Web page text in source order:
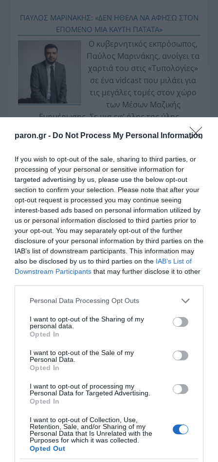
paron.gr - Do Not Process My Personal Information
If you wish to opt-out of the sale, sharing to third parties, or
processing of your personal or sensitive information for
targeted advertising by us, please use the below opt-out
section to confirm your selection. Please note that after your
opt-out request is processed you may continue seeing
interest-based ads based on personal information utilized by
us or personal information disclosed to third parties prior to
your opt-out. You may separately opt-out of the further
disclosure of your personal information by third parties on the
IAB’s list of downstream participants. This information may
also be disclosed by us to third parties on the IAB’s List of
Downstream Participants that may further disclose it to other
Please note that this website/app uses one or more Google
not limited to your visit or usage behaviour. You may click to
grant or deny consent to Google and its third-party tags to
use your data for below specified purposes in below Google
consent section.
Personal Data Processing Opt Outs
I want to opt-out of the Sharing of my
personal data.
Opted In
I want to opt-out of the Sale of my
Personal Data.
Opted In
I want to opt-out of processing my
Personal Data for Targeted Advertising.
Opted In
I want to opt-out of Collection, Use,
Retention, Sale, and/or Sharing of my
Personal Data that Is Unrelated with the
Purposes for which it was collected.
Opted Out
ΠΑΥΛΟΣ ΜΑΡΙΝΑΚΗΣ: «ΔΕΝ ΗΘΕΛΑ ΝΑ ΑΦΗΣΩ ΣΤΟΝ
ΕΠΟΜΕΝΟ ΜΙΑ ΚΑΥΤΗ ΠΑΤΑΤΑ»
Ο κυβερνητικός εκπρόσωπος,
Παύλος Μαρινάκης, ανοίγει τα
χαρτιά του στις «Τυπολογίες»
σε ένα vidcast που μιλάει για
τις μεγάλες τομές στον χώρο
των Μέσων Μαζικής
Ενημέρωσης. Σε μια εφ’ όλης της ύλης
συνέντευξη στον Βασίλη Κουφόπουλο, αναλύει
το χρονοδιάγραμμα για τις περιφερειακές και
εκατομμυρίων ευρώ για τον Τύπο, αλλά και την
πρωτοβουλία για την άρση της ανωνυμίας στο
διαδίκτυο.
Η ΣΤΗΛΗ ΜΑΣ